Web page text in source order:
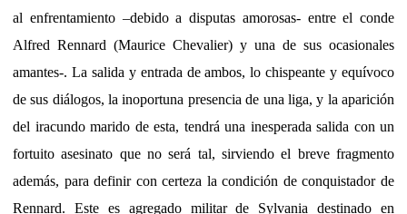
al enfrentamiento –debido a disputas amorosas- entre el conde
Alfred Rennard (Maurice Chevalier) y una de sus ocasionales
amantes-. La salida y entrada de ambos, lo chispeante y equívoco
de sus diálogos, la inoportuna presencia de una liga, y la aparición
del iracundo marido de esta, tendrá una inesperada salida con un
fortuito asesinato que no será tal, sirviendo el breve fragmento
además, para definir con certeza la condición de conquistador de
Rennard. Este es agregado militar de Sylvania destinado en